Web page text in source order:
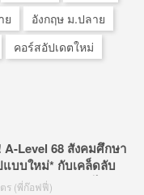
ย
อังกฤษ ม.ปลาย
คอร์สอัปเดตใหม่
Level 68 สังคมศึกษา
แบบใหม่* กับเคล็ดลับ
ฟ้าดคะแนนฉุดไม่อยู่
ร (พี่ก๊อฟฟี่)